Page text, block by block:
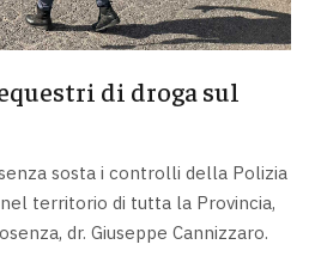
di droga sul
sosta i controlli della Polizia
territorio di tutta la Provincia,
dr. Giuseppe Cannizzaro.